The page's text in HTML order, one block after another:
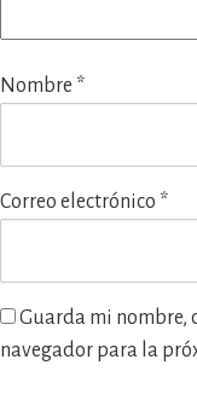
Nombre *
Correo electrónico *
Guarda mi nombre,
navegador para la